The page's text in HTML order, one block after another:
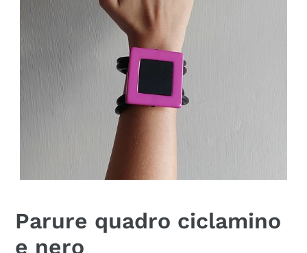
Parure quadro ciclamino
e nero